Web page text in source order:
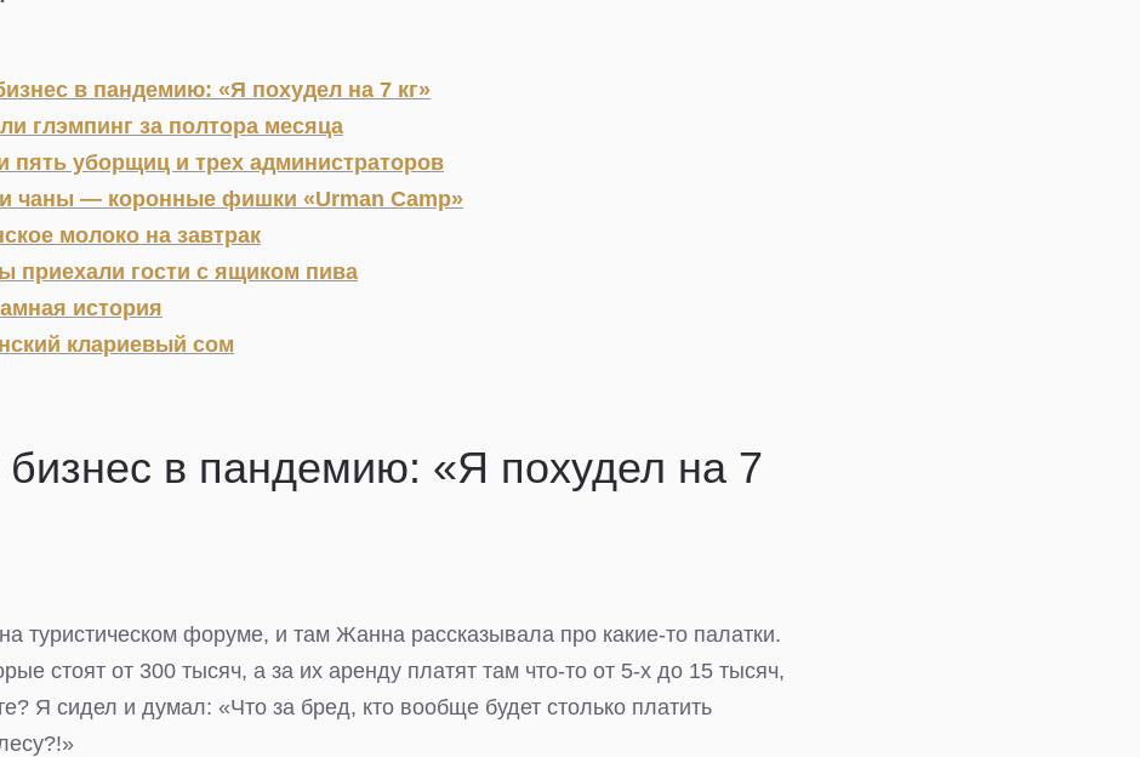
в пандемию: «Я похудел на 7 кг»
глэмпинг за полтора месяца
пять уборщиц и трех администраторов
чаны — коронные фишки «Urman Camp»
молоко на завтрак
приехали гости с ящиком пива
история
клариевый сом
в пандемию: «Я похудел на 7
туристическом форуме, и там Жанна рассказывала про какие-то палатки.
стоят от 300 тысяч, а за их аренду платят там что-то от 5-х до 15 тысяч,
Я сидел и думал: «Что за бред, кто вообще будет столько платить